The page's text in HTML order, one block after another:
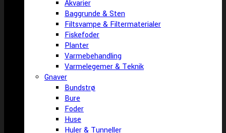
Akvarier
Baggrunde & Sten
Filtsvampe & Filtermaterialer
Fiskefoder
Planter
Varmebehandling
Varmelegemer & Teknik
Gnaver
Bundstrø
Bure
Foder
Huse
Huler & Tunneller